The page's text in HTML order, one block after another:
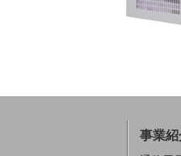
事業紹